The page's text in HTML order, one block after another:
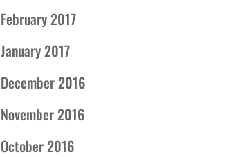
February 2017
January 2017
December 2016
November 2016
October 2016